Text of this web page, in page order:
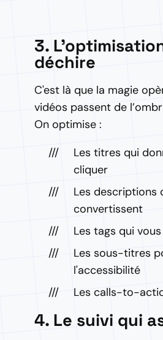
3.
déchire
C'est là que la magie
vidéos passent de
On optimise :
Les titres qui
cliquer
Les descriptions
convertissent
Les tags qui
Les sous-titres
l'accessibilité
Les calls-to-
4. Le suivi qui